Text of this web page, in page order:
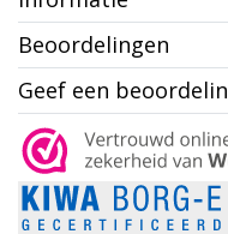
Beoordelingen
Geef een